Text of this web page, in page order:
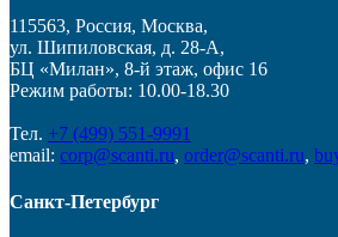
115563, Россия, Москва,
ул. Шипиловская, д. 28-А,
БЦ «Милан», 8-й этаж, офис 16
Режим работы: 10.00-18.30
Тел. +7 (499) 551-9991
email: corp@scanti.ru, order@scanti.ru,
Санкт-Петербург